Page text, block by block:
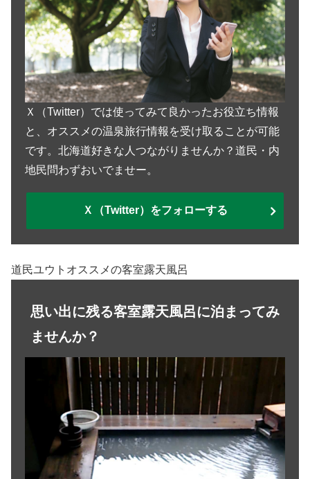
Ｘ（Twitter）では使ってみて良かったお役立ち情報
と、オススメの温泉旅行情報を受け取ることが可能
です。北海道好きな人つながりませんか？道民・内
地民問わずおいでませー。
Ｘ（Twitter）をフォローする
道民ユウトオススメの客室露天風呂
思い出に残る客室露天風呂に泊まってみ
ませんか？